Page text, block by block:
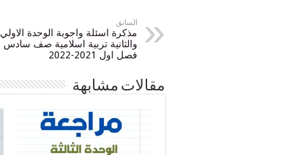
السابق
مذكرة اسئلة واجوبة الوحدة الاولي
والثانية تربية اسلامية صف سادس
فصل اول 2021-2022
مقالات مشابهة